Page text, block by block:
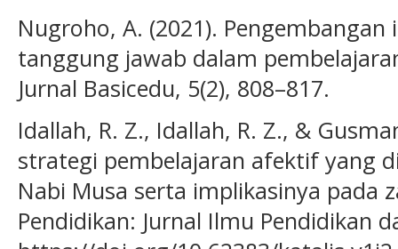
Nugroho, A. (2021).
tanggung jawab dalam
Jurnal Basicedu, 5(2), 808–817.
Idallah, R. Z., Idallah, R. Z., &
strategi pembelajaran afektif yang
Nabi Musa serta implikasinya pada
Pendidikan: Jurnal Ilmu Pendidikan